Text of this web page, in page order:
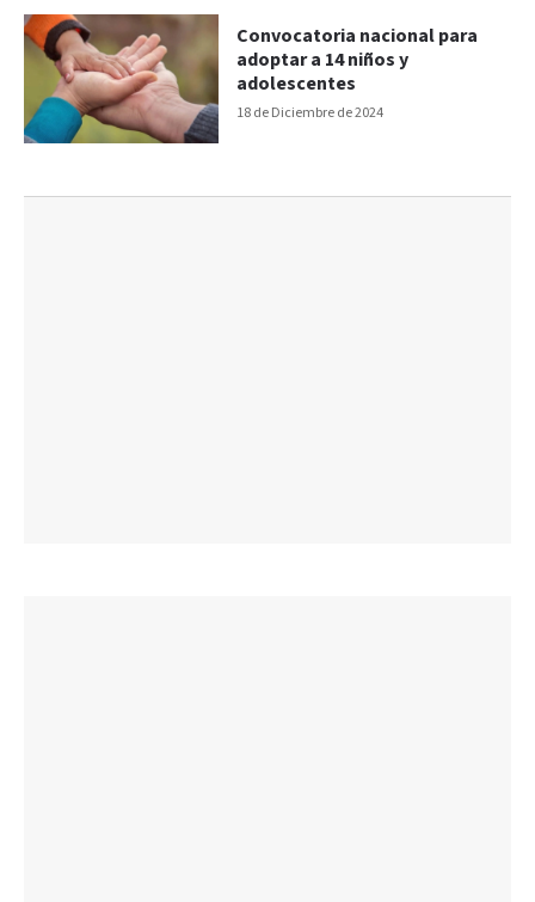
18 de Diciembre de 2024
Convocatoria nacional para
adoptar a 14 niños y
adolescentes